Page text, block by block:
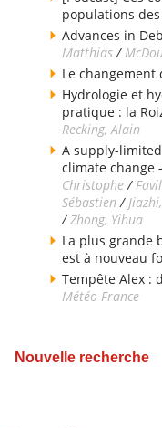
populations
Advances in
Matthias/
Le
Hydrologie et
pratique : la
Recking, Alain
A supply-
climate change -
Christophe/
Sébastien /
/Zhong, Yihua
La plus grande
est à nouveau
Tempête Alex :
Météo-France
Nouvelle recherche